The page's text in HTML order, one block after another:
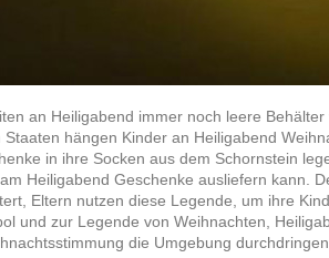
an Heiligabend immer noch leere
Staaten hängen Kinder an Heiligabend
in ihre Socken aus dem Schornstein
Heiligabend Geschenke ausliefern kann.
Eltern nutzen diese Legende, um ihre
und zur Legende von Weihnachten,
die Umgebung durchdringen.